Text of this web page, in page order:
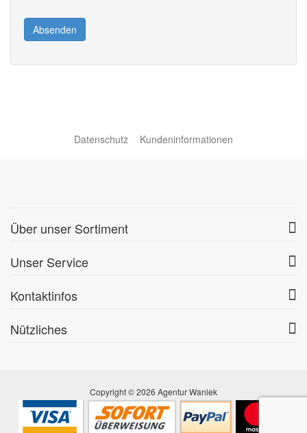
Absenden
Datenschutz Kundeninformationen
Über unser Sortiment
Unser Service
Kontaktinfos
Nützliches
Copyright © 2026 Agentur Waniek